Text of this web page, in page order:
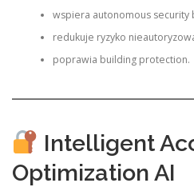
wspiera autonomous security
redukuje ryzyko
poprawia building protection.
Intelligent
Optimization AI